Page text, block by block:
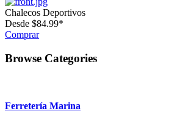
Chalecos Deportivos
Desde $84.99*
Comprar
Browse Categories
Ferretería Marina